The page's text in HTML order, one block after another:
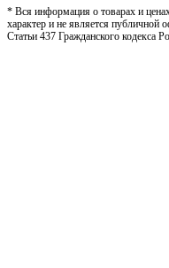
* Вся информация о товарах и
характер и не является
Статьи 437 Гражданского кодекса